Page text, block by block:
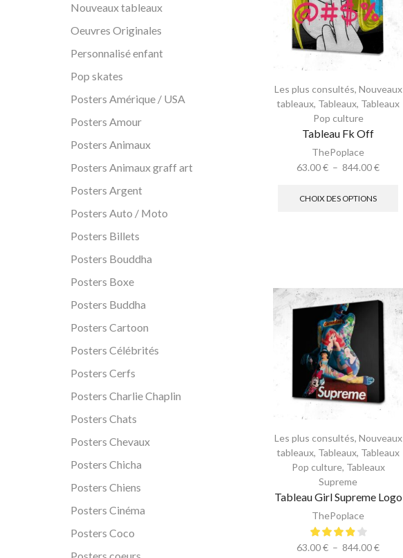
Les plus consultés, Nouveaux
tableaux, Tableaux, Tableaux
Pop culture
Tableau Fk Off
ThePoplace
63.00€ – 844.00€
CHOIX DES OPTIONS
Les plus consultés, Nouveaux
tableaux, Tableaux, Tableaux
Pop culture, Tableaux
Supreme
Tableau Girl Supreme Logo
ThePoplace
63.00€ – 844.00€
Nouveaux tableaux
Oeuvres Originales
Personnalisé enfant
Pop skates
Posters Amérique / USA
Posters Amour
Posters Animaux
Posters Animaux graff art
Posters Argent
Posters Auto / Moto
Posters Billets
Posters Bouddha
Posters Boxe
Posters Buddha
Posters Cartoon
Posters Célébrités
Posters Cerfs
Posters Charlie Chaplin
Posters Chats
Posters Chevaux
Posters Chicha
Posters Chiens
Posters Cinéma
Posters Coco